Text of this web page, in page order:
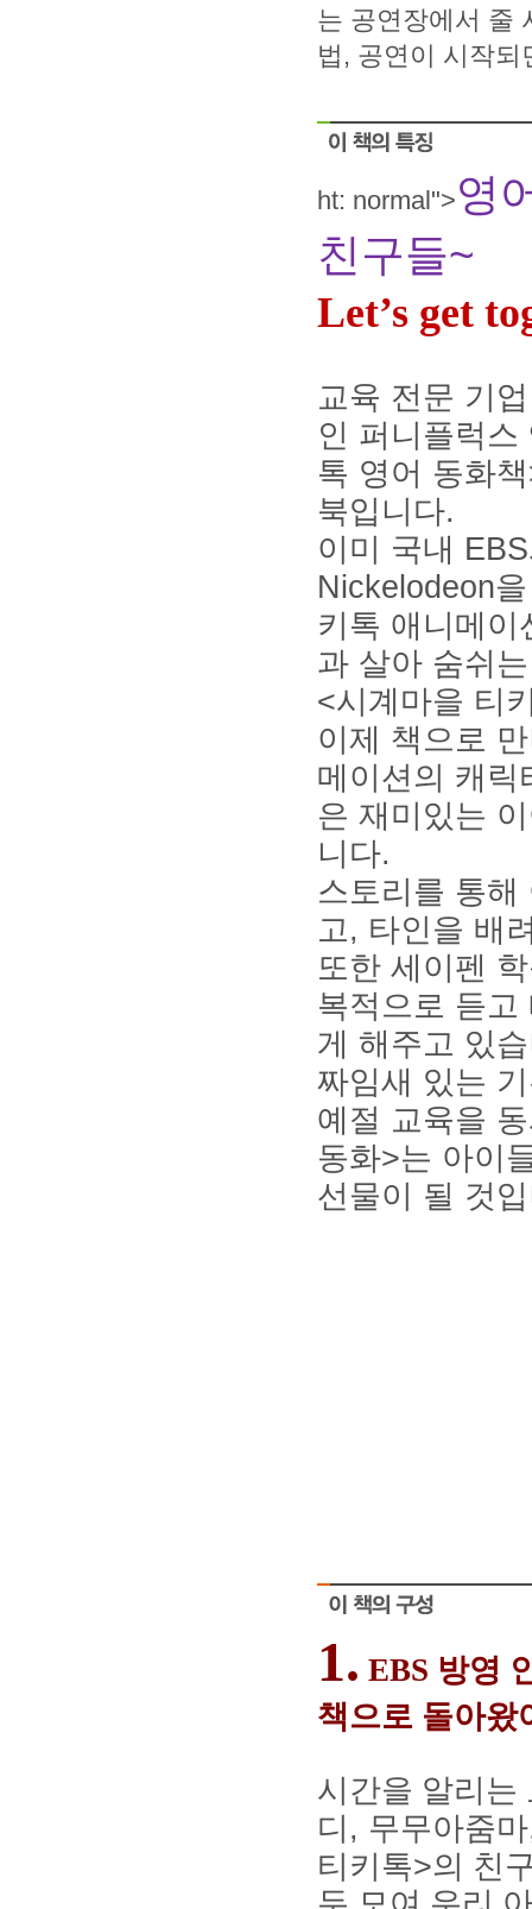
는 공연장에서 줄
법, 공연이 시작
ht: normal">영
친구들~
Let’s get
교육 전문 기
인 퍼니플럭
톡 영어 동화책
북입니다.
이미 국내 EBS
Nickelodeon
키톡 애니메이
과 살아 숨쉬
<시계마을 티
이제 책으로
메이션의 캐릭
은 재미있는
니다.
스토리를 통해
고, 타인을 배
또한 세이펜
복적으로 듣
게 해주고 있
짜임새 있는
예절 교육을
동화>는 아이
선물이 될 것
1. EBS 방영
책으로 돌아왔
시간을 알리는
디 , 무무아줌마
티키톡>의 친